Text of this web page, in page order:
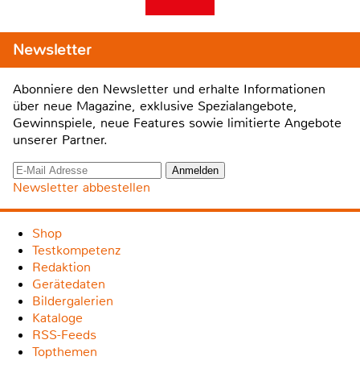
Newsletter
Abonniere den Newsletter und erhalte Informationen
über neue Magazine, exklusive Spezialangebote,
Gewinnspiele, neue Features sowie limitierte Angebote
unserer Partner.
Newsletter abbestellen
Shop
Testkompetenz
Redaktion
Gerätedaten
Bildergalerien
Kataloge
RSS-Feeds
Topthemen